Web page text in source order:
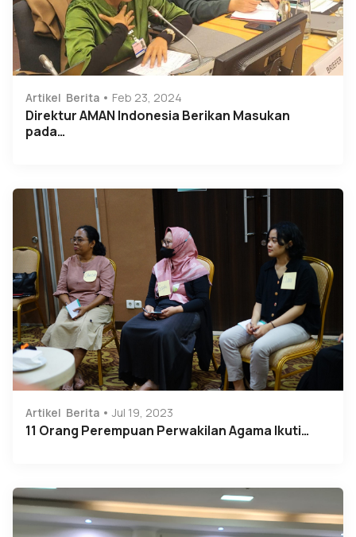
Artikel Berita Feb 23, 2024
Direktur AMAN Indonesia Berikan Masukan
pada…
Artikel Berita Jul 19, 2023
11 Orang Perempuan Perwakilan Agama Ikuti…